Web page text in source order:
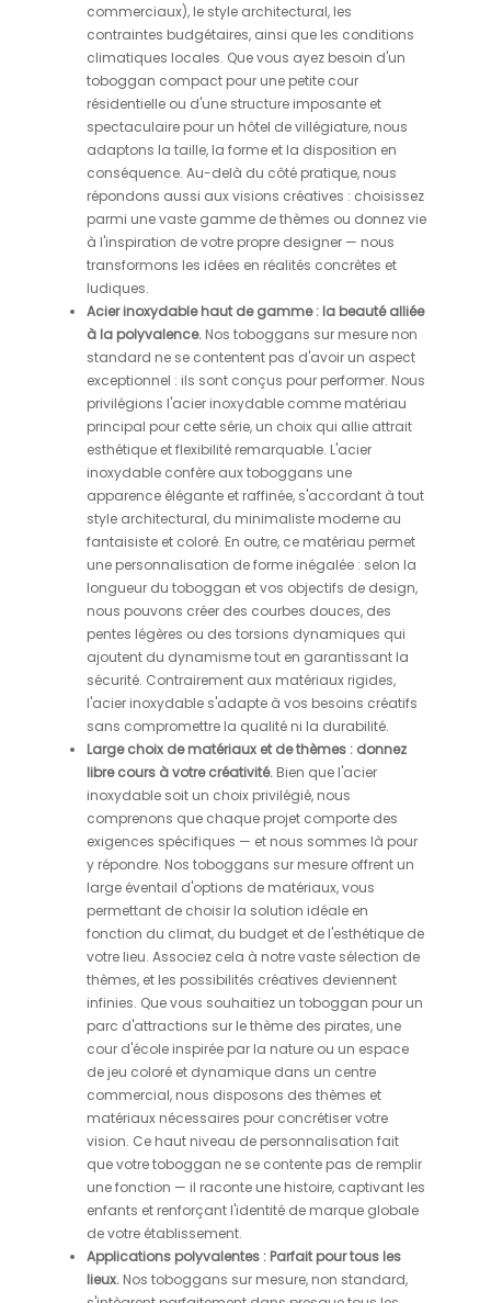
commerciaux), le style architectural, les
contraintes budgétaires, ainsi que les conditions
climatiques locales. Que vous ayez besoin d'un
toboggan compact pour une petite cour
résidentielle ou d'une structure imposante et
spectaculaire pour un hôtel de villégiature, nous
adaptons la taille, la forme et la disposition en
conséquence. Au-delà du côté pratique, nous
répondons aussi aux visions créatives : choisissez
parmi une vaste gamme de thèmes ou donnez vie
à l'inspiration de votre propre designer — nous
transformons les idées en réalités concrètes et
ludiques.
Acier inoxydable haut de gamme : la beauté alliée
à la polyvalence. Nos toboggans sur mesure non
standard ne se contentent pas d'avoir un aspect
exceptionnel : ils sont conçus pour performer. Nous
privilégions l'acier inoxydable comme matériau
principal pour cette série, un choix qui allie attrait
esthétique et flexibilité remarquable. L'acier
inoxydable confère aux toboggans une
apparence élégante et raffinée, s'accordant à tout
style architectural, du minimaliste moderne au
fantaisiste et coloré. En outre, ce matériau permet
une personnalisation de forme inégalée : selon la
longueur du toboggan et vos objectifs de design,
nous pouvons créer des courbes douces, des
pentes légères ou des torsions dynamiques qui
ajoutent du dynamisme tout en garantissant la
sécurité. Contrairement aux matériaux rigides,
l'acier inoxydable s'adapte à vos besoins créatifs
sans compromettre la qualité ni la durabilité.
Large choix de matériaux et de thèmes : donnez
libre cours à votre créativité. Bien que l'acier
inoxydable soit un choix privilégié, nous
comprenons que chaque projet comporte des
exigences spécifiques — et nous sommes là pour
y répondre. Nos toboggans sur mesure offrent un
large éventail d'options de matériaux, vous
permettant de choisir la solution idéale en
fonction du climat, du budget et de l'esthétique de
votre lieu. Associez cela à notre vaste sélection de
thèmes, et les possibilités créatives deviennent
infinies. Que vous souhaitiez un toboggan pour un
parc d'attractions sur le thème des pirates, une
cour d'école inspirée par la nature ou un espace
de jeu coloré et dynamique dans un centre
commercial, nous disposons des thèmes et
matériaux nécessaires pour concrétiser votre
vision. Ce haut niveau de personnalisation fait
que votre toboggan ne se contente pas de remplir
une fonction — il raconte une histoire, captivant les
enfants et renforçant l'identité de marque globale
de votre établissement.
Applications polyvalentes : Parfait pour tous les
lieux. Nos toboggans sur mesure, non standard,